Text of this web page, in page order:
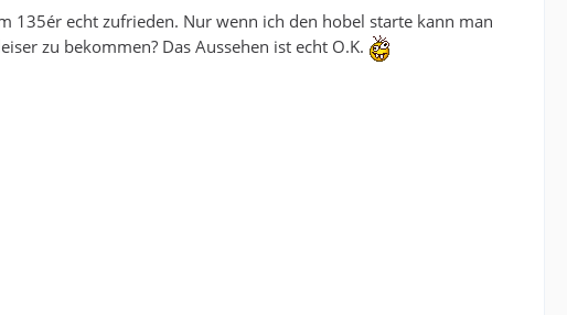
135ér echt zufrieden. Nur wenn ich den hobel starte kann man
zu bekommen? Das Aussehen ist echt O.K.